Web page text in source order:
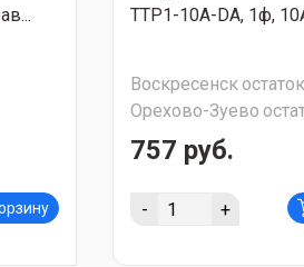
ТТР1-10А-DА, 1ф,
Воскресенск
Орехово-Зуево
757 руб.
- +